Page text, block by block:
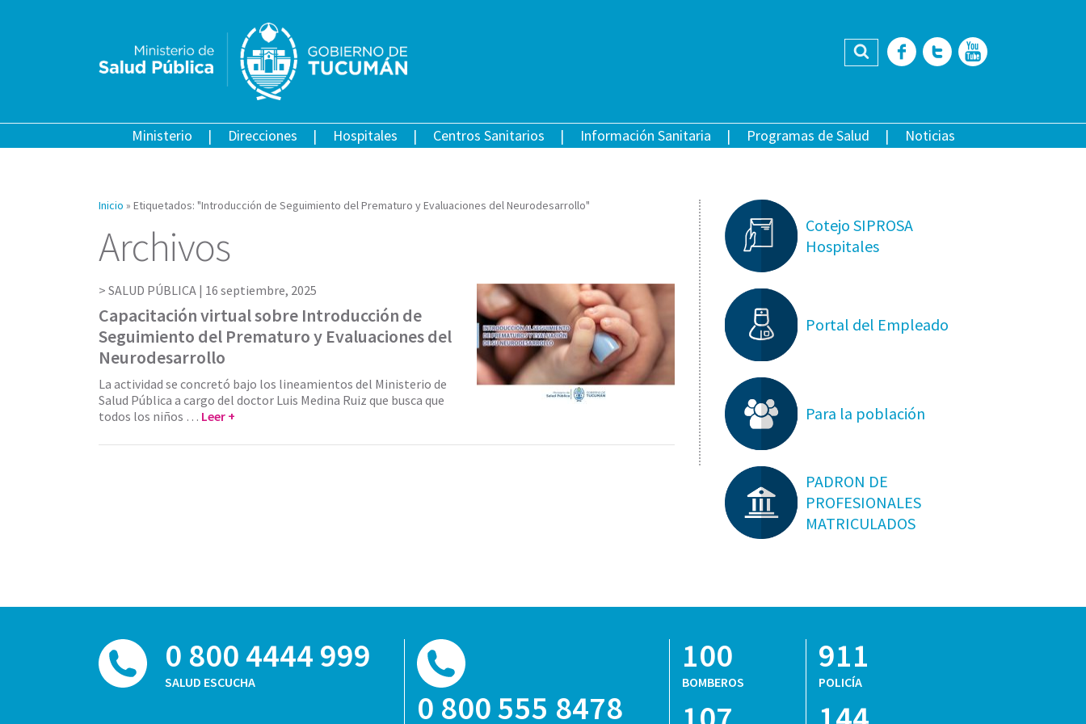
Buscar Facebook
Twitter
Ministerio Direcciones Hospitales Centros Sanitarios Información Sanitaria Programas de Salud Noticias
Inicio » Etiquetados: "Introducción de Seguimiento del Prematuro y Evaluaciones del Neurodesarrollo"
Archivos
SALUD PÚBLICA | 16 septiembre, 2025
Capacitación virtual sobre Introducción de
Seguimiento del Prematuro y Evaluaciones del
Neurodesarrollo
La actividad se concretó bajo los lineamientos del Ministerio de
Salud Pública a cargo del doctor Luis Medina Ruiz que busca que
todos los niños … Leer +
Cotejo SIPROSA
Hospitales
Portal del Empleado
Para la población
PADRON DE
PROFESIONALES
MATRICULADOS
0 800 4444 999
SALUD ESCUCHA
0 800 555 8478
100
BOMBEROS
911
POLICÍA